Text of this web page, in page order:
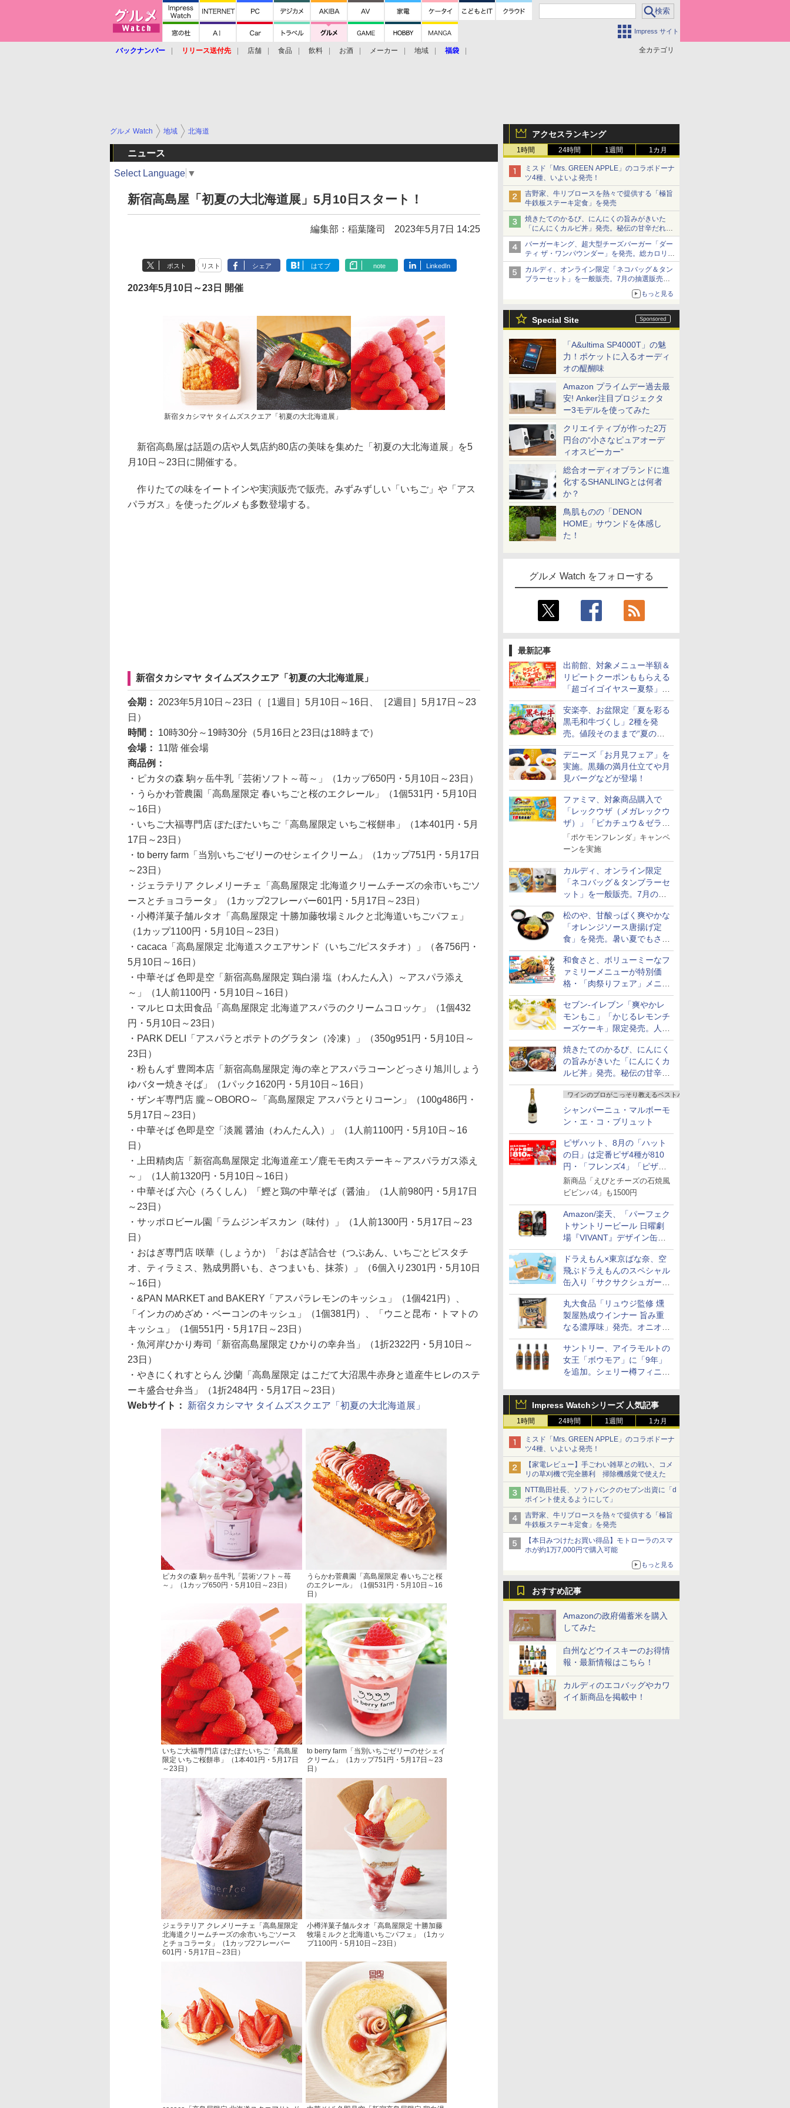
Impress サイト
全カテゴリ
バックナンバー リリース送付先 店舗 食品 飲料 お酒 メーカー 地域 福袋
アクセスランキング
1時間 24時間 1週間 1カ月
ミスド「Mrs. GREEN APPLE」のコラボドーナ
ツ4種、いよいよ発売！
吉野家、牛リブロースを熱々で提供する「極旨
牛鉄板ステーキ定食」を発売
焼きたてのかるび、にんにくの旨みがきいた
「にんにくカルビ丼」発売。秘伝の甘辛だれを
絡めた「豚カルビ丼」も復活
バーガーキング、超大型チーズバーガー「ダー
ティ ザ・ワンパウンダー」を発売。総カロリー
約1656kcal、総重量約527g！
カルディ、オンライン限定「ネコバッグ＆タン
ブラーセット」を一般販売。7月の抽選販売の
もっと見る
Special Site
「A&ultima SP4000T」の魅
力！ポケットに入るオーディ
オの醍醐味
Amazon プライムデー過去最
安! Anker注目プロジェクタ
ー3モデルを使ってみた
クリエイティブが作った2万
円台の“小さなピュアオーデ
ィオスピーカー”
総合オーディオブランドに進
化するSHANLINGとは何者
か？
鳥肌ものの「DENON
HOME」サウンドを体感し
た！
グルメ Watch をフォローする
最新記事
出前館、対象メニュー半額＆
リピートクーポンももらえる
「超ゴイゴイヤスー夏祭」を
実施
安楽亭、お盆限定「夏を彩る
黒毛和牛づくし」2種を発
売。値段そのままで“夏の巻
き野菜”付き
デニーズ「お月見フェア」を
実施。黒麺の満月仕立てや月
見バーグなどが登場！
ファミマ、対象商品購入で
「レックウザ（メガレックウ
ザ）」「ピカチュウ＆ゼラオ
ラ」のフレンダピックがもら
える！
「ポケモンフレンダ」キャンペ
ーンを実施
カルディ、オンライン限定
「ネコバッグ＆タンブラーセ
ット」を一般販売。7月の抽
選販売の当選無効分
松のや、甘酸っぱく爽やかな
「オレンジソース唐揚げ定
食」を発売。暑い夏でもさっ
ぱり！
和食さと、ボリューミーなフ
ァミリーメニューが特別価
格・「肉祭りフェア」メニュ
ーがテイクアウトに登場
セブン-イレブン「爽やかレ
モンもこ」「かじるレモンチ
ーズケーキ」限定発売。人気
シリーズから夏限定の味わい
が登場
焼きたてのかるび、にんにく
の旨みがきいた「にんにくカ
ルビ丼」発売。秘伝の甘辛だ
れを絡めた「豚カルビ丼」も
復活
ワインのプロがこっそり教えるベストバイ
シャンパーニュ・マルボーモ
ン・エ・コ・ブリュット
ピザハット、8月の「ハット
の日」は定番ピザ4種が810
円・「フレンズ4」「ピザハ
ット・ベスト4」値下げ
新商品「えびとチーズの石焼風
ビビンバ4」も1500円
Amazon/楽天、「パーフェク
トサントリービール 日曜劇
場『VIVANT』デザイン缶」
販売開始
ドラえもん×東京ばな奈、空
飛ぶドラえもんのスペシャル
缶入り「サクサクシュガーバ
ター」を発売
丸大食品「リュウジ監修 燻
製屋熟成ウインナー 旨み重
なる濃厚味」発売。オニオン
やガーリックの食べ応え
サントリー、アイラモルトの
女王「ボウモア」に「9年」
を追加。シェリー樽フィニッ
に
Impress Watchシリーズ 人気記事
1時間 24時間 1週間 1カ月
ミスド「Mrs. GREEN APPLE」のコラボドーナ
ツ4種、いよいよ発売！
【家電レビュー】手ごわい雑草との戦い、コメ
リの草刈機で完全勝利 掃除機感覚で使えた
NTT島田社長、ソフトバンクのセブン出資に「d
ポイント使えるようにして」
吉野家、牛リブロースを熱々で提供する「極旨
牛鉄板ステーキ定食」を発売
【本日みつけたお買い得品】モトローラのスマ
ホが約1万7,000円で購入可能
もっと見る
おすすめ記事
Amazonの政府備蓄米を購入
してみた
白州などウイスキーのお得情
報・最新情報はこちら！
カルディのエコバッグやカワ
イイ新商品を掲載中！
グルメ Watch 地域 北海道
ニュース
Select Language ▼
新宿高島屋「初夏の大北海道展」5月10日スタート！
編集部：稲葉隆司 2023年5月7日 14:25
ポスト リスト シェア はてブ note LinkedIn
2023年5月10日～23日 開催
新宿タカシマヤ タイムズスクエア「初夏の大北海道展」
新宿高島屋は話題の店や人気店約80店の美味を集めた「初夏の大北海道展」を5
月10日～23日に開催する。
作りたての味をイートインや実演販売で販売。みずみずしい「いちご」や「アス
パラガス」を使ったグルメも多数登場する。
新宿タカシマヤ タイムズスクエア「初夏の大北海道展」
会期： 2023年5月10日～23日（［1週目］5月10日～16日、［2週目］5月17日～23
日）
時間： 10時30分～19時30分（5月16日と23日は18時まで）
会場： 11階 催会場
商品例：
・ピカタの森 駒ヶ岳牛乳「芸術ソフト～苺～」（1カップ650円・5月10日～23日）
・うらかわ菅農園「高島屋限定 春いちごと桜のエクレール」（1個531円・5月10日
～16日）
・いちご大福専門店 ぽたぽたいちご「高島屋限定 いちご桜餅串」（1本401円・5月
17日～23日）
・to berry farm「当別いちごゼリーのせシェイクリーム」（1カップ751円・5月17日
～23日）
・ジェラテリア クレメリーチェ「高島屋限定 北海道クリームチーズの余市いちごソ
ースとチョコラータ」（1カップ2フレーバー601円・5月17日～23日）
・小樽洋菓子舗ルタオ「高島屋限定 十勝加藤牧場ミルクと北海道いちごパフェ」
（1カップ1100円・5月10日～23日）
・cacaca「高島屋限定 北海道スクエアサンド（いちご/ピスタチオ）」（各756円・
5月10日～16日）
・中華そば 色即是空「新宿高島屋限定 鶏白湯 塩（わんたん入）～アスパラ添え
～」（1人前1100円・5月10日～16日）
・マルヒロ太田食品「高島屋限定 北海道アスパラのクリームコロッケ」（1個432
円・5月10日～23日）
・PARK DELI「アスパラとポテトのグラタン（冷凍）」（350g951円・5月10日～
23日）
・粉もんず 豊岡本店「新宿高島屋限定 海の幸とアスパラコーンどっさり旭川しょう
ゆバター焼きそば」（1パック1620円・5月10日～16日）
・ザンギ専門店 朧～OBORO～「高島屋限定 アスパラとりコーン」（100g486円・
5月17日～23日）
・中華そば 色即是空「淡麗 醤油（わんたん入）」（1人前1100円・5月10日～16
日）
・上田精肉店「新宿高島屋限定 北海道産エゾ鹿モモ肉ステーキ～アスパラガス添え
～」（1人前1320円・5月10日～16日）
・中華そば 六心（ろくしん）「鰹と鶏の中華そば（醤油」（1人前980円・5月17日
～23日）
・サッポロビール園「ラムジンギスカン（味付）」（1人前1300円・5月17日～23
日）
・おはぎ専門店 咲華（しょうか）「おはぎ詰合せ（つぶあん、いちごとピスタチ
オ、ティラミス、熟成男爵いも、さつまいも、抹茶）」（6個入り2301円・5月10日
～16日）
・&PAN MARKET and BAKERY「アスパラレモンのキッシュ」（1個421円）、
「インカのめざめ・ベーコンのキッシュ」（1個381円）、「ウニと昆布・トマトの
キッシュ」（1個551円・5月17日～23日）
・魚河岸ひかり寿司「新宿高島屋限定 ひかりの幸弁当」（1折2322円・5月10日～
23日）
・やきにくれすとらん 沙蘭「高島屋限定 はこだて大沼黒牛赤身と道産牛ヒレのステ
ーキ盛合せ弁当」（1折2484円・5月17日～23日）
Webサイト： 新宿タカシマヤ タイムズスクエア「初夏の大北海道展」
ピカタの森 駒ヶ岳牛乳「芸術ソフト～苺
～」（1カップ650円・5月10日～23日）
うらかわ菅農園「高島屋限定 春いちごと桜
のエクレール」（1個531円・5月10日～16
日）
いちご大福専門店 ぽたぽたいちご「高島屋
限定 いちご桜餅串」（1本401円・5月17日
～23日）
to berry farm「当別いちごゼリーのせシェイ
クリーム」（1カップ751円・5月17日～23
日）
ジェラテリア クレメリーチェ「高島屋限定
北海道クリームチーズの余市いちごソース
とチョコラータ」（1カップ2フレーバー
601円・5月17日～23日）
小樽洋菓子舗ルタオ「高島屋限定 十勝加藤
牧場ミルクと北海道いちごパフェ」（1カッ
プ1100円・5月10日～23日）